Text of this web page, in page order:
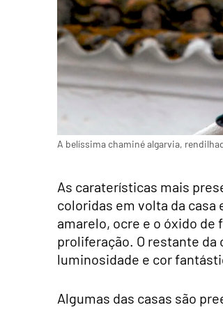
A belíssima chaminé algarvia,
As caraterísticas mais
coloridas em volta da
amarelo, ocre e o óxido de
proliferação. O restante da
luminosidade e cor
Algumas das casas são